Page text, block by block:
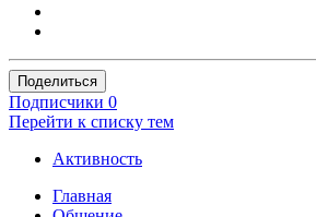
Поделиться
Подписчики 0
Перейти к списку тем
Активность
Главная